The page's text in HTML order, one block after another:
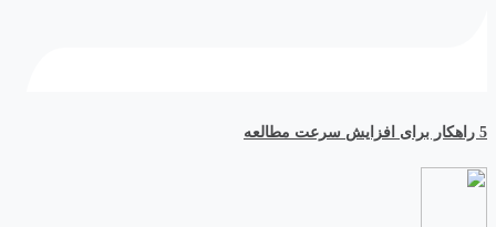
5 راهکار برای افزایش سرعت مطالعه